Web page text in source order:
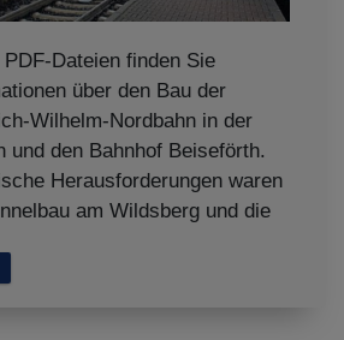
PDF-Dateien finden Sie
über den Bau der
Wilhelm-Nordbahn in der
und den Bahnhof Beiseförth.
Herausforderungen waren
am Wildsberg und die